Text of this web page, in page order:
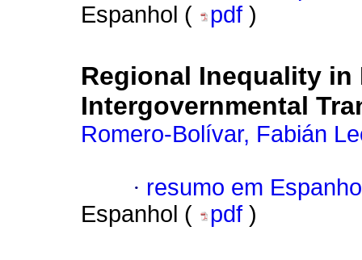
Espanhol (
pdf )
Regional Inequality
Intergovernmental
Romero-Bolívar, Fabián
· resumo em
Espanhol (
pdf )